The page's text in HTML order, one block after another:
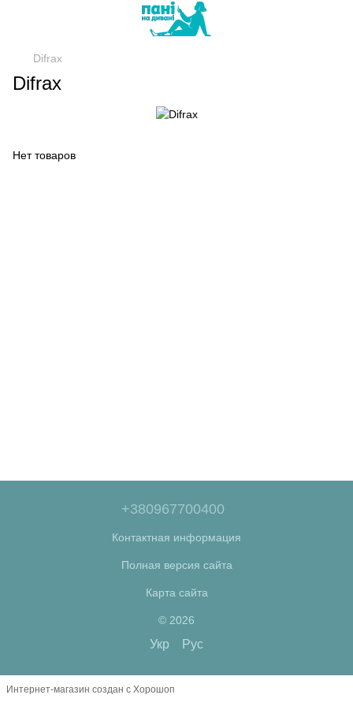
Difrax
Difrax
Нет товаров
+380967700400
Контактная информация
Полная версия сайта
Карта сайта
© 2026
Укр Рус
Интернет-магазин создан с Хорошоп